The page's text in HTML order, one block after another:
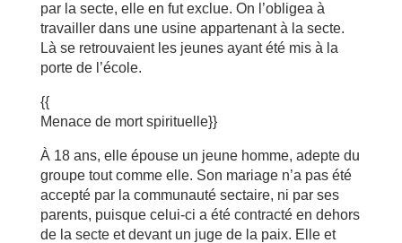
par la secte, elle en fut exclue. On l’obligea à
travailler dans une usine appartenant à la secte.
Là se retrouvaient les jeunes ayant été mis à la
porte de l’école.
{{
Menace de mort spirituelle}}
À 18 ans, elle épouse un jeune homme, adepte du
groupe tout comme elle. Son mariage n’a pas été
accepté par la communauté sectaire, ni par ses
parents, puisque celui-ci a été contracté en dehors
de la secte et devant un juge de la paix. Elle et